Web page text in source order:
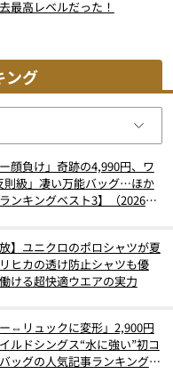
最高レベルだった！
ング
顔負け」奇跡の4,990円、ワ
則級」凄い万能バッグ…ほか
ンキングベスト3】（2026年
】ユニクロのポロシャツが夏
ヒカの透け防止シャツも優
ける超快適ウエアの実力
⇔リュックに変形」2,900円
ルドシングス“水に強い”初コ
ッグの人気記事ランキングベ